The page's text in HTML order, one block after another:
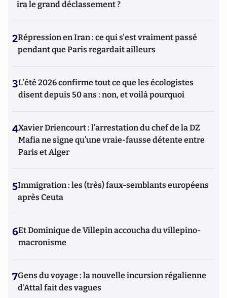
ira le grand déclassement ?
2Répression en Iran : ce qui s'est vraiment passé
pendant que Paris regardait ailleurs
3L’été 2026 confirme tout ce que les écologistes
disent depuis 50 ans : non, et voilà pourquoi
4Xavier Driencourt : l’arrestation du chef de la DZ
Mafia ne signe qu’une vraie-fausse détente entre
Paris et Alger
5Immigration : les (très) faux-semblants européens
après Ceuta
6Et Dominique de Villepin accoucha du villepino-
macronisme
7Gens du voyage : la nouvelle incursion régalienne
d'Attal fait des vagues